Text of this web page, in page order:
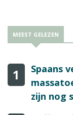
MEEST GELEZEN
1
Spaans
zijn nog